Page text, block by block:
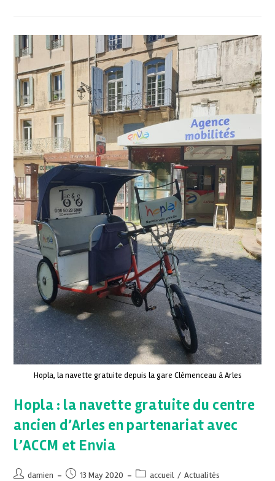
Hopla, la navette gratuite depuis la gare Clémenceau à Arles
Hopla : la navette gratuite du centre
ancien d’Arles en partenariat avec
l’ACCM et Envia
damien 13 May 2020 accueil / Actualités